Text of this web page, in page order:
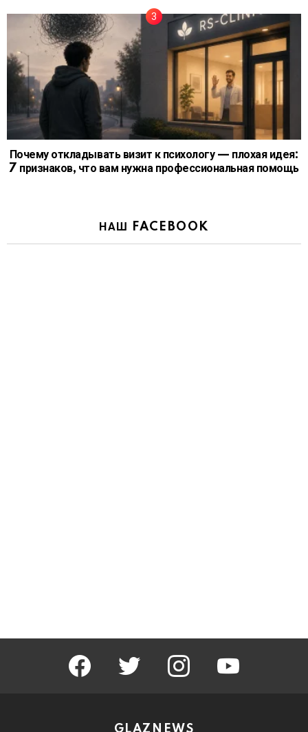
Почему откладывать визит к психологу — плохая идея:
7 признаков, что вам нужна профессиональная помощь
НАШ FACEBOOK
facebook twitter instagram youtube
GLAZNEWS